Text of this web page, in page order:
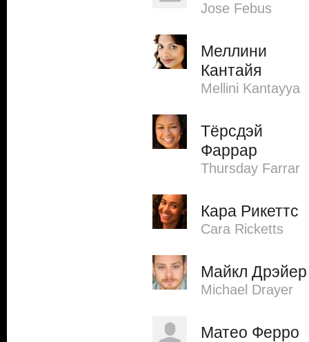
Jose Febus
Меллини
Кантайя
Mellini Kantayya
Тёрсдэй
Фаррар
Thursday Farrar
Кара Рикеттс
Cara Ricketts
Майкл Дрэйер
Michael Drayer
Матео Ферро